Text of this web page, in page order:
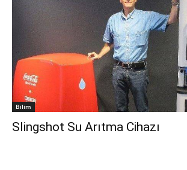
Bilim
Slingshot Su Arıtma Cihazı